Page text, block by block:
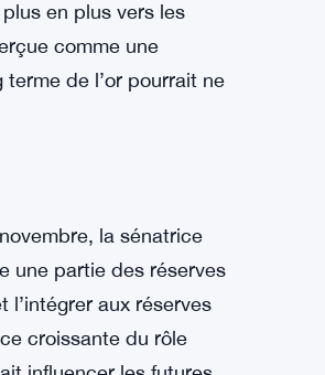
l’inflation. À mesure que
l’or pourrait
attractive pour
capacité à offrir un
en plus vers les
comme une
de l’or pourrait ne